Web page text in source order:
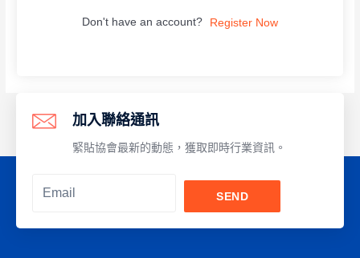
Don't have an account? Register Now
加入聯絡通訊
緊貼協會最新的動態，獲取即時行業資訊。
SEND